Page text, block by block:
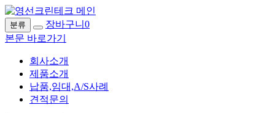
분류 장바구니 0
본문 바로가기
회사소개
제품소개
납품,임대,A/S사례
견적문의